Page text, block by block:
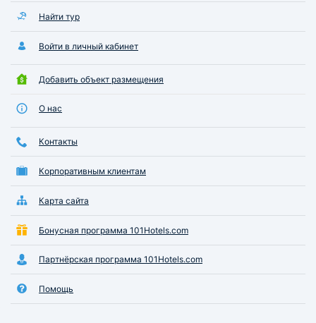
Найти тур
Войти в личный кабинет
Добавить объект размещения
О нас
Контакты
Корпоративным клиентам
Карта сайта
Бонусная программа 101Hotels.com
Партнёрская программа 101Hotels.com
Помощь